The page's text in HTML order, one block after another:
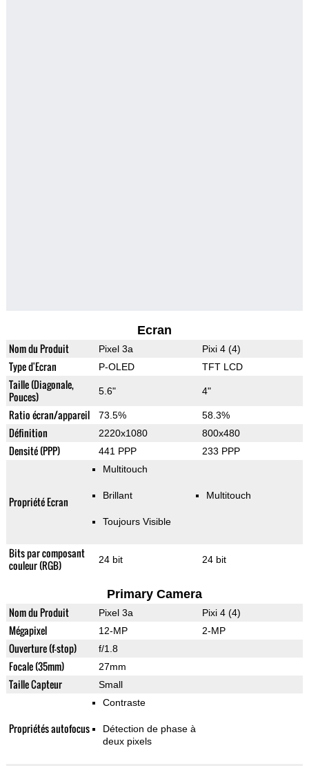
Ecran
Nom du Produit Pixel 3a Pixi 4 (4)
Type d'Ecran P-OLED TFT LCD
Taille (Diagonale,
Pouces)
5.6" 4"
Ratio écran/appareil 73.5% 58.3%
Définition 2220x1080 800x480
Densité (PPP) 441 PPP 233 PPP
Propriété Ecran
Multitouch
Brillant
Toujours Visible
Multitouch
Bits par composant
couleur (RGB)
24 bit 24 bit
Primary Camera
Nom du Produit Pixel 3a Pixi 4 (4)
Mégapixel 12-MP 2-MP
Ouverture (f-stop) f/1.8
Focale (35mm) 27mm
Taille Capteur Small
Propriétés autofocus
Contraste
Détection de phase à
deux pixels